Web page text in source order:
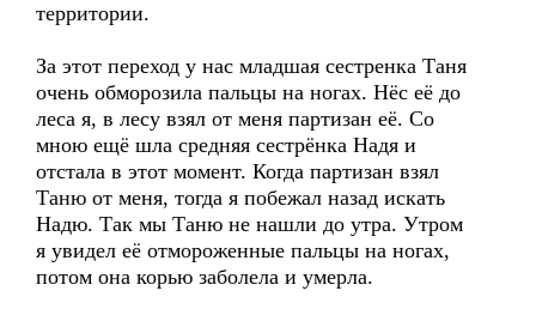
территории.
За этот переход у нас младшая сестренка Таня
очень обморозила пальцы на ногах. Нёс её до
леса я, в лесу взял от меня партизан её. Со
мною ещё шла средняя сестрёнка Надя и
отстала в этот момент. Когда партизан взял
Таню от меня, тогда я побежал назад искать
Надю. Так мы Таню не нашли до утра. Утром
я увидел её отмороженные пальцы на ногах,
потом она корью заболела и умерла.